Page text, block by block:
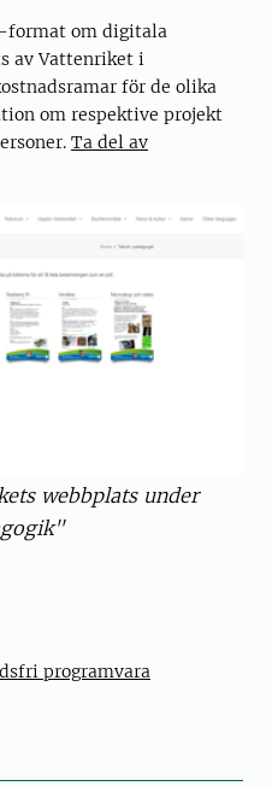
format om digitala
av Vattenriket i
för de olika
om respektive projekt
Ta del av
webbplats under
programvara